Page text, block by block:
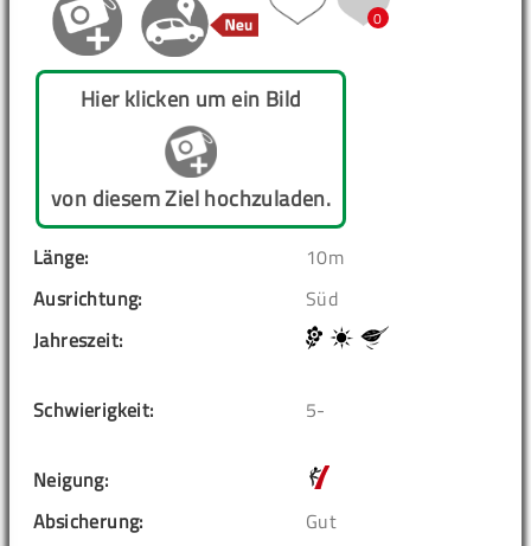
0
Hier klicken um ein Bild
von diesem Ziel hochzuladen.
Länge:
10m
Ausrichtung:
Süd
Jahreszeit:
Schwierigkeit: 5-
Neigung:
Absicherung:
Gut